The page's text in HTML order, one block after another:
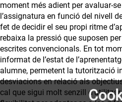
moment més adient per avaluar-
l’assignatura en funció del nivell
fet de decidir el seu propi ritme
rebaixa la pressió que suposen
escrites convencionals. En tot
informat de l’estat de
alumne, permetent la tutorització
desviacions en relació als
cal que sigui molt senzill